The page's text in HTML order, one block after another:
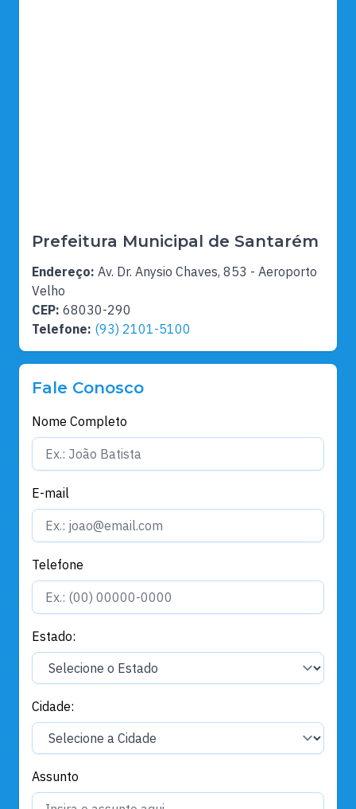
Prefeitura Municipal de Santarém
Endereço: Av. Dr. Anysio Chaves, 853 - Aeroporto
Velho
CEP: 68030-290
Telefone: (93) 2101-5100
Fale Conosco
Nome Completo
E-mail
Telefone
Estado:
Cidade:
Assunto